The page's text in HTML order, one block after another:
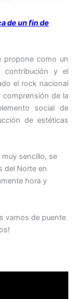
de un fin de
propone como un
contribución y el
el rock nacional
de la
social de
de estéticas
sencillo, se
del Norte en
hora y
vamos de puente